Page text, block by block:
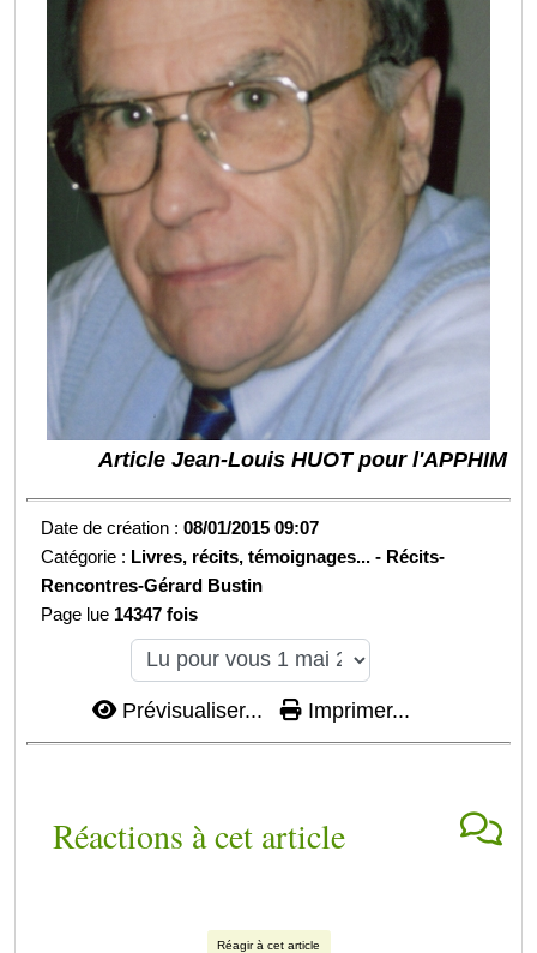
Article Jean-Louis HUOT pour l'APPHIM
Date de création :08/01/2015 09:07
Catégorie : Livres, récits, témoignages... - Récits-
Rencontres-Gérard Bustin
Page lue 14347 fois
Prévisualiser... Imprimer...
Réactions à cet article
Réagir à cet article